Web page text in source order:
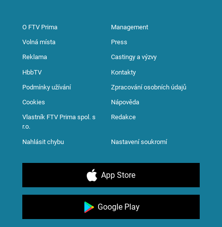
O FTV Prima Management
Volná místa Press
Reklama Castingy a výzvy
HbbTV Kontakty
Podmínky užívání Zpracování osobních údajů
Cookies Nápověda
Vlastník FTV Prima spol. s
r.o.
Redakce
Nahlásit chybu Nastavení soukromí
App Store
Google Play